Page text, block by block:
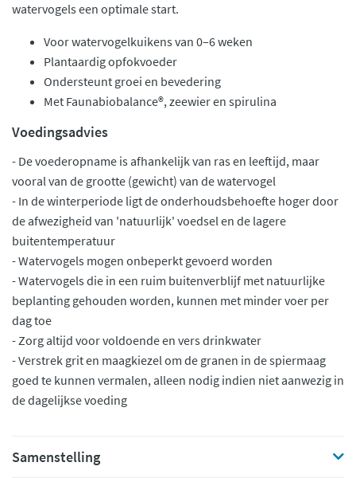
watervogels een optimale start.
Voor watervogelkuikens van 0–6 weken
Plantaardig opfokvoeder
Ondersteunt groei en bevedering
Met Faunabiobalance®, zeewier en spirulina
Voedingsadvies
- De voederopname is afhankelijk van ras en leeftijd, maar
vooral van de grootte (gewicht) van de watervogel
- In de winterperiode ligt de onderhoudsbehoefte hoger door
de afwezigheid van 'natuurlijk' voedsel en de lagere
buitentemperatuur
- Watervogels mogen onbeperkt gevoerd worden
- Watervogels die in een ruim buitenverblijf met natuurlijke
beplanting gehouden worden, kunnen met minder voer per
dag toe
- Zorg altijd voor voldoende en vers drinkwater
- Verstrek grit en maagkiezel om de granen in de spiermaag
goed te kunnen vermalen, alleen nodig indien niet aanwezig in
de dagelijkse voeding
Samenstelling